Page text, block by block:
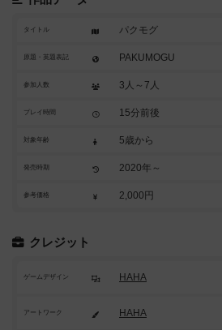
タイトル パクモグ
原題・英題表記 PAKUMOGU
参加人数 3人～7人
プレイ時間 15分前後
対象年齢 5歳から
発売時期 2020年～
参考価格 2,000円
クレジット
ゲームデザイン HAHA
アートワーク HAHA